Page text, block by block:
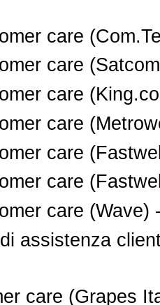
care
care
care
care
care
care
care (Wave)
assistenza
care (Grapes